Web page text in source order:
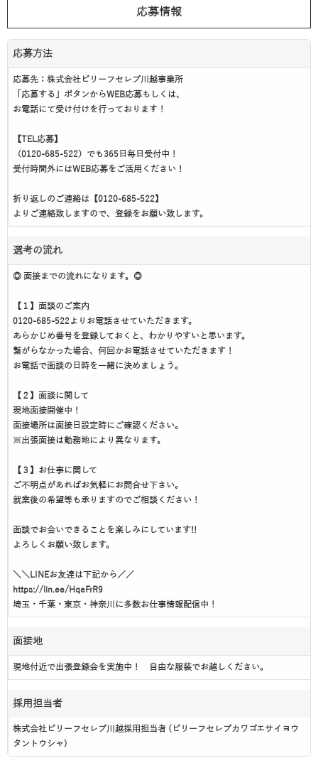
応募情報
応募方法
応募先：株式会社ビリーフセレブ川越事業所
「応募する」ボタンからWEB応募もしくは、
お電話にて受け付けを行っております！
【TEL応募】
（0120-685-522）でも365日毎日受付中！
受付時間外にはWEB応募をご活用ください！
折り返しのご連絡は【0120-685-522】
よりご連絡致しますので、登録をお願い致します。
選考の流れ
◎ 面接までの流れになります。◎
【１】面談のご案内
0120-685-522よりお電話させていただきます。
あらかじめ番号を登録しておくと、わかりやすいと思います。
繋がらなかった場合、何回かお電話させていただきます！
お電話で面談の日時を一緒に決めましょう。
【２】面談に関して
現地面接開催中！
面接場所は面接日設定時にご確認ください。
※出張面接は勤務地により異なります。
【３】お仕事に関して
ご不明点があればお気軽にお問合せ下さい。
就業後の希望等も承りますのでご相談ください！
面談でお会いできることを楽しみにしています!!
よろしくお願い致します。
＼＼LINEお友達は下記から／／
https://lin.ee/HqeFrR9
埼玉・千葉・東京・神奈川に多数お仕事情報配信中！
面接地
現地付近で出張登録会を実施中！ 自由な服装でお越しください。
採用担当者
株式会社ビリーフセレブ川越採用担当者 (ビリーフセレブカワゴエサイヨウ
タントウシャ)